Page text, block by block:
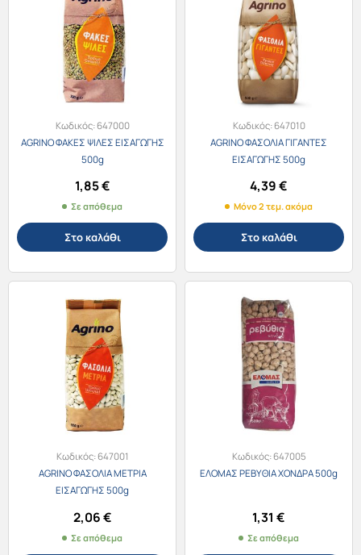
Κωδικός:647000
AGRINO ΦΑΚΕΣ ΨΙΛΕΣ ΕΙΣΑΓΩΓΗΣ
500g
1,85€
Σε απόθεμα
Στο καλάθι
Κωδικός:647010
AGRINO ΦΑΣΟΛΙΑ ΓΙΓΑΝΤΕΣ
ΕΙΣΑΓΩΓΗΣ 500g
4,39€
Μόνο 2 τεμ. ακόμα
Στο καλάθι
Κωδικός:647001
AGRINO ΦΑΣΟΛΙΑ ΜΕΤΡΙΑ
ΕΙΣΑΓΩΓΗΣ 500g
2,06€
Σε απόθεμα
Κωδικός:647005
ΕΛΟΜΑΣ ΡΕΒΥΘΙΑ ΧΟΝΔΡΑ 500g
1,31 €
Σε απόθεμα